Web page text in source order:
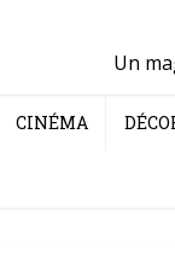
Un
CINÉMA